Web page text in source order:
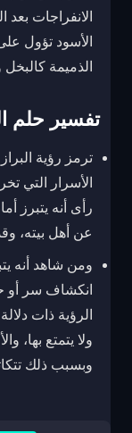
الانفراجات بعد
الأسود تؤول
الذميمة
تفسير حلم
ترمز رؤية
الأسرار التي
رأى أنه يتبرز
عن أهل بيته،
ومن شاهد أنه
انكشاف سر أو
الرؤية ذات
ولا يتمتع بها،
وبسبب ذلك